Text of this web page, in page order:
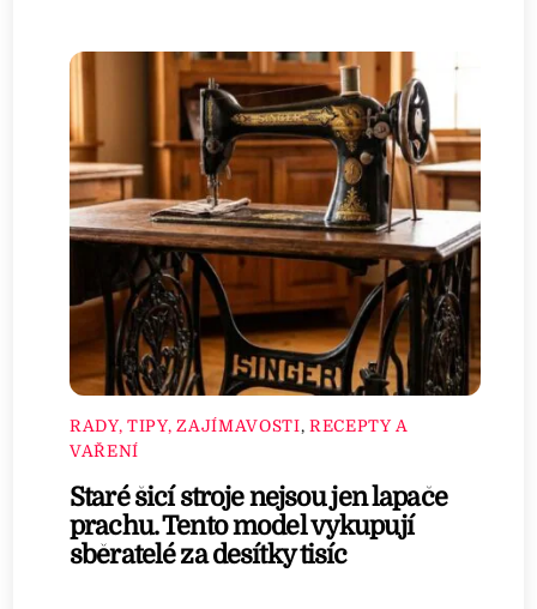
RADY, TIPY, ZAJÍMAVOSTI, RECEPTY A
VAŘENÍ
Staré šicí stroje nejsou jen lapače
prachu. Tento model vykupují
sběratelé za desítky tisíc